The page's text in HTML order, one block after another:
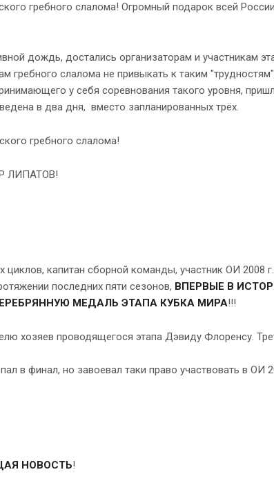
гребного слалома! Огромный подарок всей
дождь, достались организаторам и участникам
слалома не привыкать к таким
у себя соревнования такого уровня,
в два дня, вместо запланированных трёх.
гребного слалома!
ЛИПАТОВ!
капитан сборной команды, участник ОИ 2008
последних пяти сезонов, ВПЕРВЫЕ В
МЕДАЛЬ ЭТАПА КУБКА МИРА!!!
хозяев проводящегося этапа Дэвиду Флоренсу.
в финал, но завоевал таки право участвовать в ОИ
НОВОСТЬ!